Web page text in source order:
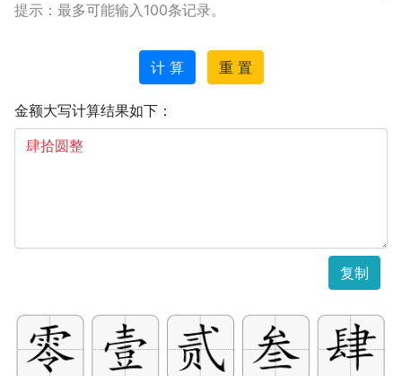
提示：最多可能输入100条记录。
计 算 重 置
金额大写计算结果如下：
复制